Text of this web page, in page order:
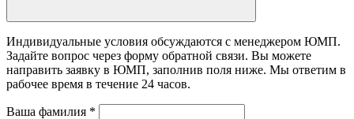
Индивидуальные условия обсуждаются с менеджером ЮМП.
Задайте вопрос через форму обратной связи. Вы можете
направить заявку в ЮМП, заполнив поля ниже. Mы ответим в
рабочее время в течение 24 часов.
Ваша фамилия *